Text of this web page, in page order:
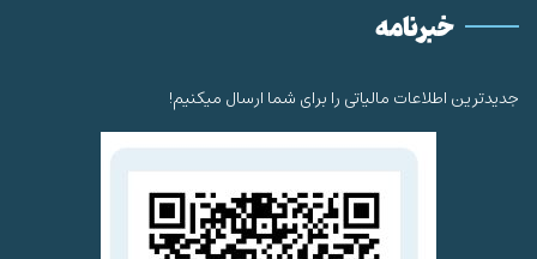
خبرنامه
جدیدترین اطلاعات مالیاتی را برای شما ارسال میکنیم!